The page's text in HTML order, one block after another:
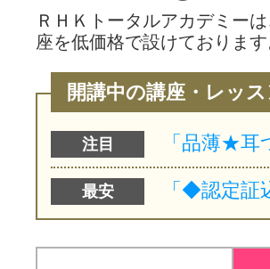
ＲＨＫトータルアカデミー
座を低価格で設けておりま
開講中の講座・レッ
注目
最安